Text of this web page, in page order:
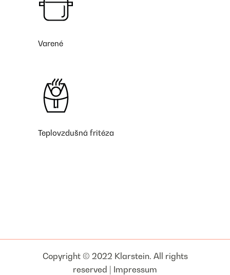
Varené
Teplovzdušná fritéza
Copyright © 2022 Klarstein. All rights
reserved | Impressum